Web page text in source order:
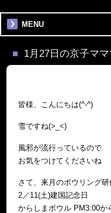
MENU
1月27日の京子マ
皆様、こんにちは(^-^)
雪ですね(>_<)
風邪が流行っているので
お気をつけてくださいね
さて、来月のボウリング
2／11(土)建国記念日
からしまボウル PM3:00か